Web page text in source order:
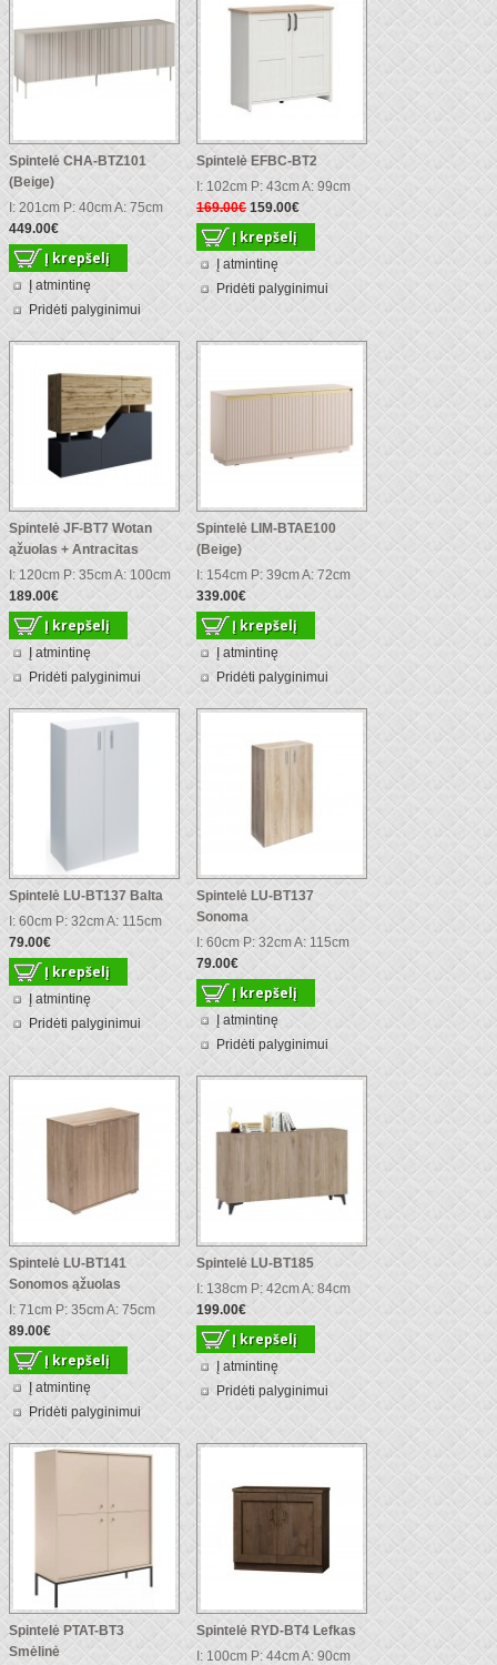
Spintelė CHA-BTZ101
(Beige)
I: 201cm P: 40cm A: 75cm
449.00€
Į atmintinę
Pridėti palyginimui
Spintelė EFBC-BT2
I: 102cm P: 43cm A: 99cm
169.00€ 159.00€
Į atmintinę
Pridėti palyginimui
Spintelė JF-BT7 Wotan
ąžuolas + Antracitas
I: 120cm P: 35cm A: 100cm
189.00€
Į atmintinę
Pridėti palyginimui
Spintelė LIM-BTAE100
(Beige)
I: 154cm P: 39cm A: 72cm
339.00€
Į atmintinę
Pridėti palyginimui
Spintelė LU-BT137 Balta
I: 60cm P: 32cm A: 115cm
79.00€
Į atmintinę
Pridėti palyginimui
Spintelė LU-BT137
Sonoma
I: 60cm P: 32cm A: 115cm
79.00€
Į atmintinę
Pridėti palyginimui
Spintelė LU-BT141
Sonomos ąžuolas
I: 71cm P: 35cm A: 75cm
89.00€
Į atmintinę
Pridėti palyginimui
Spintelė LU-BT185
I: 138cm P: 42cm A: 84cm
199.00€
Į atmintinę
Pridėti palyginimui
Spintelė PTAT-BT3
Smėlinė
Spintelė RYD-BT4 Lefkas
I: 100cm P: 44cm A: 90cm